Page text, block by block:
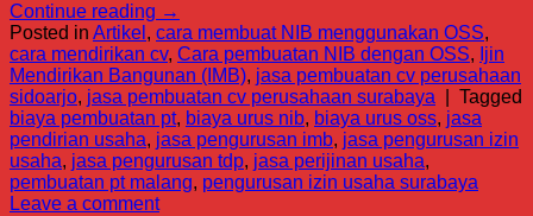
Continue reading →
Posted in Artikel , cara membuat NIB menggunakan OSS,
cara mendirikan cv, Cara pembuatan NIB dengan OSS, Ijin
Mendirikan Bangunan (IMB), jasa pembuatan cv perusahaan
sidoarjo, jasa pembuatan cv perusahaan surabaya
Tagged
biaya pembuatan pt, biaya urus nib, biaya urus oss, jasa
pendirian usaha, jasa pengurusan imb, jasa pengurusan izin
usaha, jasa pengurusan tdp, jasa perijinan usaha,
pembuatan pt malang, pengurusan izin usaha surabaya
Leave a comment